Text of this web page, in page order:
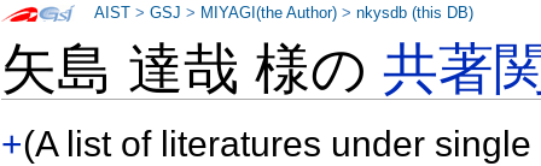
矢島 達哉 様の共著
+(A list of literatures under
AIST >GSJ > MIYAGI(the Author) >nkysdb (this DB)